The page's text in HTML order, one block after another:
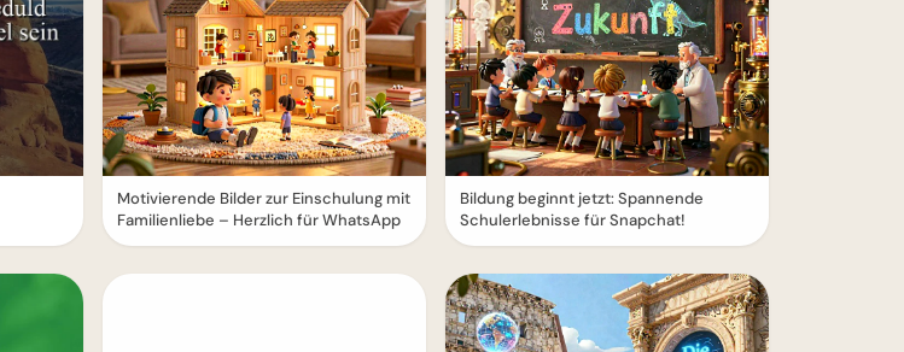
Motivierende Bilder zur Einschulung mit
Familienliebe – Herzlich für WhatsApp
Bildung beginnt jetzt: Spannende
Schulerlebnisse für Snapchat!